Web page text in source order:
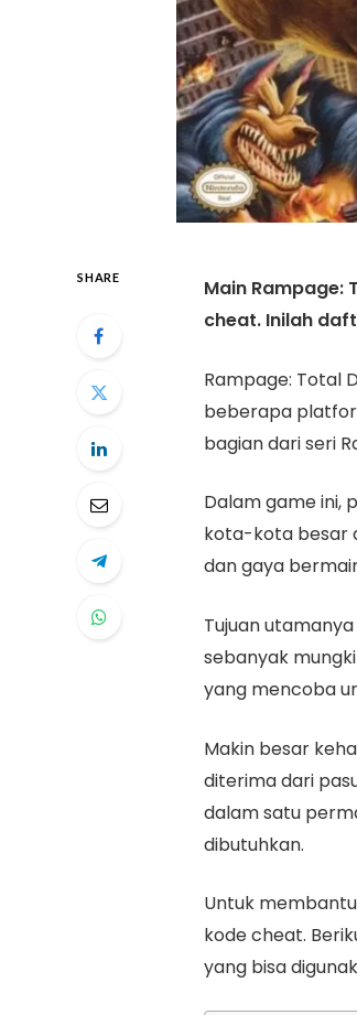
SHARE
Main Rampage:
cheat. Inilah
Rampage: Total
beberapa
bagian dari seri
Dalam game ini,
kota-kota besar
dan gaya
Tujuan
sebanyak
yang mencoba
Makin besar
diterima dari
dalam satu
dibutuhkan.
Untuk
kode cheat.
yang bisa